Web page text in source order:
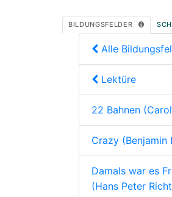
BILDUNGSFELDER
Alle
Lektüre
22 Bahnen
Crazy (Benjamin
Damals war es
(Hans Peter